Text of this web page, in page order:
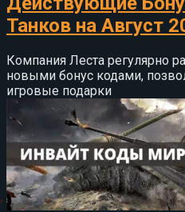
Танков на Август
Компания Леста регулярно
новыми бонус кодами,
игровые подарки